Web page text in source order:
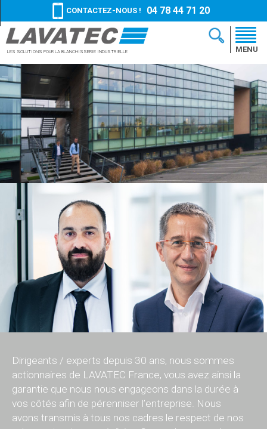
LES SOLUTIONS POUR LA BLANCHISSERIE INDUSTRIELLE
CONTACTEZ-NOUS ! 04 78 44 71 20
MENU
Dirigeants / experts depuis 30 ans, nous sommes
actionnaires de LAVATEC France, vous avez ainsi la
garantie que nous nous engageons dans la durée à
vos côtés afin de pérenniser l’entreprise. Nous
avons transmis à tous nos cadres le respect de nos